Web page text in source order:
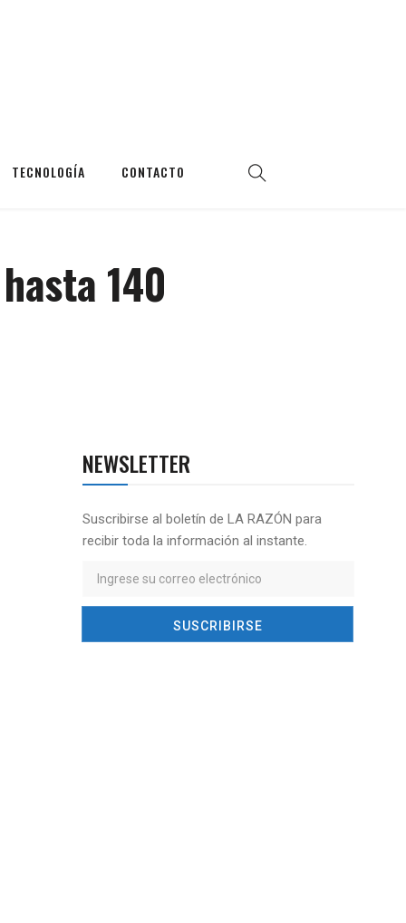
TECNOLOGÍA CONTACTO
140
NEWSLETTER
Suscribirse al boletín de LA RAZÓN para
recibir toda la información al instante.